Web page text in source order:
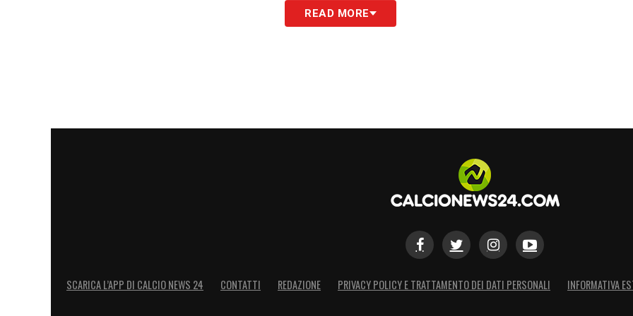
LA PLAYLIST DELLE NOSTRE TOP NEWS
READ MORE
SCARICA L’APP DI CALCIO NEWS 24 CONTATTI REDAZIONE PRIVACY POLICY E TRATTAMENTO DEI DATI PERSONALI INFORMATIVA